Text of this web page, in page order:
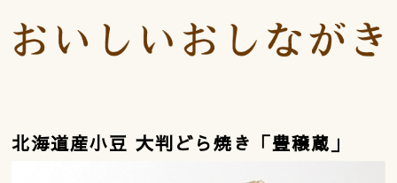
北海道産小豆 大判どら焼き「豊穣蔵」